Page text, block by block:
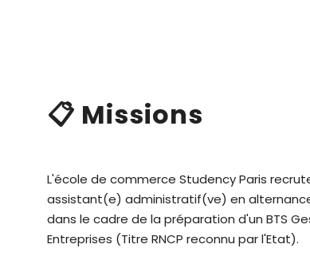
📋 Missions
L'école de commerce Studency Paris
assistant(e) administratif(ve) en
dans le cadre de la préparation d'un BTS
Entreprises (Titre RNCP reconnu par l'Etat).